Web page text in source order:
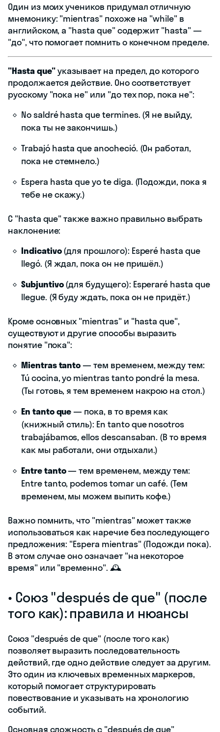
Один из моих учеников придумал отличную
мнемонику: "mientras" похоже на "while" в
английском, а "hasta que" содержит "hasta" —
"до", что помогает помнить о конечном пределе.
"Hasta que"указывает на предел, до которого
продолжается действие. Оно соответствует
русскому "пока не" или "до тех пор, пока не":
No saldré hasta que termines. (Я не выйду,
пока ты не закончишь.)
Trabajó hasta que anocheció. (Он работал,
пока не стемнело.)
Espera hasta que yo te diga. (Подожди, пока я
тебе не скажу.)
С "hasta que" также важно правильно выбрать
наклонение:
Indicativo(для прошлого): Esperé hasta que
llegó. (Я ждал, пока он не пришёл.)
Subjuntivo(для будущего): Esperaré hasta que
llegue. (Я буду ждать, пока он не придёт.)
Кроме основных "mientras" и "hasta que",
существуют и другие способы выразить
понятие "пока":
Mientras tanto— тем временем, между тем:
Tú cocina, yo mientras tanto pondré la mesa.
(Ты готовь, я тем временем накрою на стол.)
En tanto que— пока, в то время как
(книжный стиль): En tanto que nosotros
trabajábamos, ellos descansaban. (В то время
как мы работали, они отдыхали.)
Entre tanto— тем временем, между тем:
Entre tanto, podemos tomar un café. (Тем
временем, мы можем выпить кофе.)
Важно помнить, что "mientras" может также
использоваться как наречие без последующего
предложения: "Espera mientras" (Подожди пока).
В этом случае оно означает "на некоторое
время" или "временно". 🕰️
• Союз "después de que" (после
того как): правила и нюансы
Союз "después de que" (после того как)
позволяет выразить последовательность
действий, где одно действие следует за другим.
Это один из ключевых временных маркеров,
который помогает структурировать
повествование и указывать на хронологию
событий.
Основная сложность с "después de que"